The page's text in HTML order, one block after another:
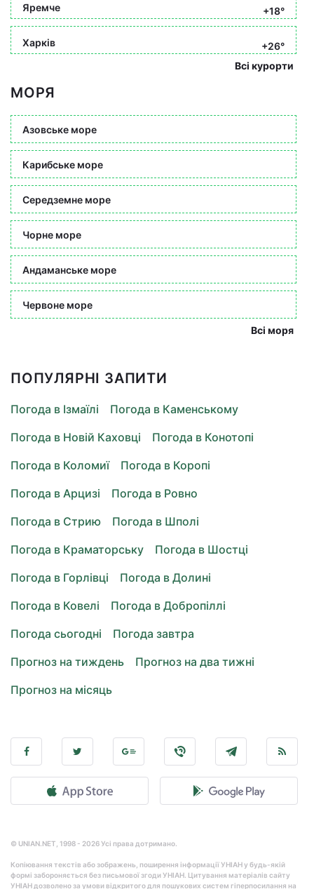
Яремче +18°
Харків
+26°
Всі курорти
МОРЯ
Азовське море
Карибське море
Середземне море
Чорне море
Андаманське море
Червоне море
Всі моря
ПОПУЛЯРНІ ЗАПИТИ
Погода в Ізмаїлі
Погода в Каменському
Погода в Новій Каховці
Погода в Конотопі
Погода в Коломиї
Погода в Коропі
Погода в Арцизі
Погода в Ровно
Погода в Стрию
Погода в Шполі
Погода в Краматорську
Погода в Шостці
Погода в Горлівці
Погода в Долині
Погода в Ковелі
Погода в Добропіллі
Погода сьогодні
Погода завтра
Прогноз на тиждень
Прогноз на два тижні
Прогноз на місяць
© UNIAN.NET, 1998 - 2026 Усі права дотримано.
Копіювання текстів або зображень, поширення інформації УНІАН у будь-якій
формі забороняється без письмової згоди УНІАН. Цитування матеріалів сайту
УНІАН дозволено за умови відкритого для пошукових систем гіперпосилання на